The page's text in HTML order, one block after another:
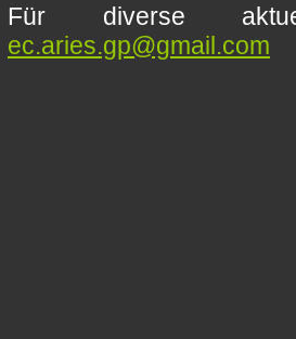
Für diverse
ec.aries.gp@gmail.com